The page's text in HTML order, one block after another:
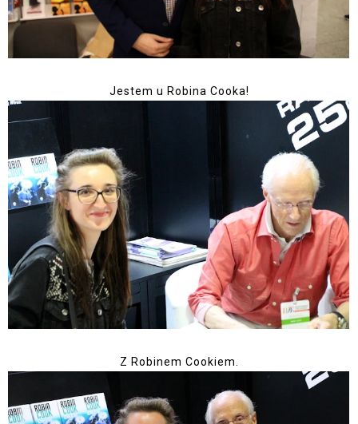
Jestem u Robina Cooka!
Z Robinem Cookiem.